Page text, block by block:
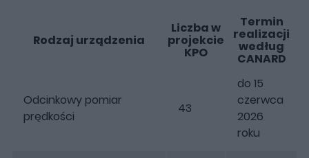
Rodzaj urządzenia
Liczba w
projekcie
KPO
Termin
realizacji
według
CANARD
Odcinkowy pomiar
prędkości
43
do 15
czerwca
2026
roku